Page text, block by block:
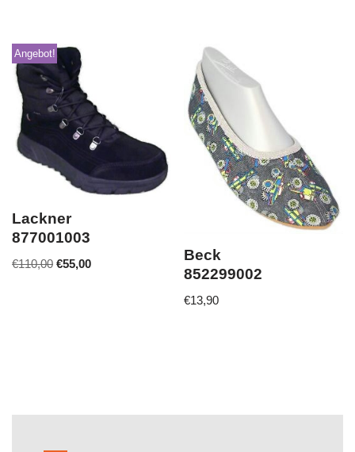
Angebot!
Lackner
877001003
€110,00 €55,00
Beck
852299002
€13,90